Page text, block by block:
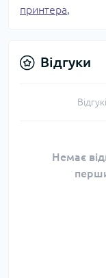
принтера,
Відгуки
Немає